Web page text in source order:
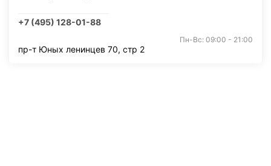
+7 (495) 128-01-88
Пн-Вс: 09:00 - 21:00
пр-т Юных ленинцев 70, стр 2